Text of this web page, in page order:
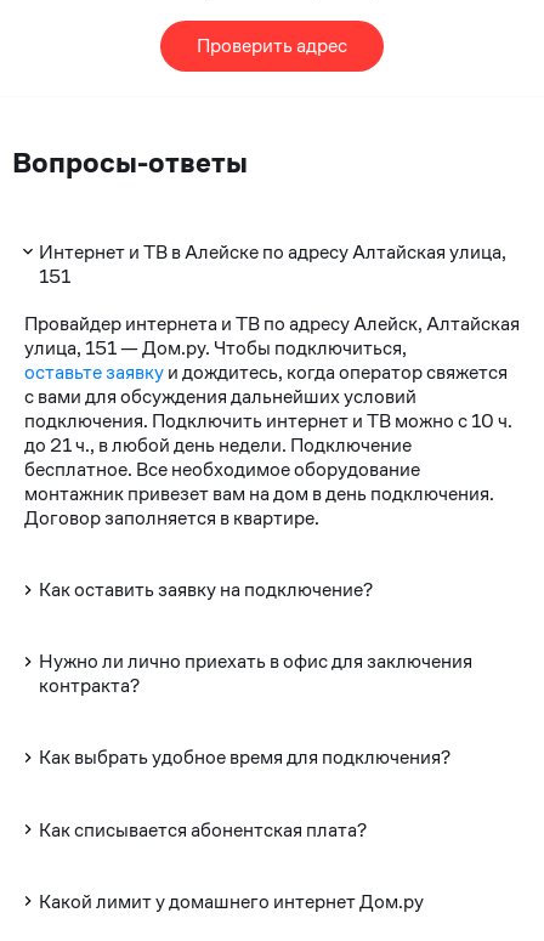
Проверить адрес
Вопросы-ответы
Интернет и ТВ в Алейске по адресу Алтайская улица,
151
Провайдер интернета и ТВ по адресу Алейск, Алтайская
улица, 151 — Дом.ру. Чтобы подключиться,
оставьте заявкуи дождитесь, когда оператор свяжется
с вами для обсуждения дальнейших условий
подключения. Подключить интернет и ТВ можно с 10 ч.
до 21 ч., в любой день недели. Подключение
бесплатное. Все необходимое оборудование
монтажник привезет вам на дом в день подключения.
Договор заполняется в квартире.
Как оставить заявку на подключение?
Нужно ли лично приехать в офис для заключения
контракта?
Как выбрать удобное время для подключения?
Как списывается абонентская плата?
Какой лимит у домашнего интернет Дом.ру